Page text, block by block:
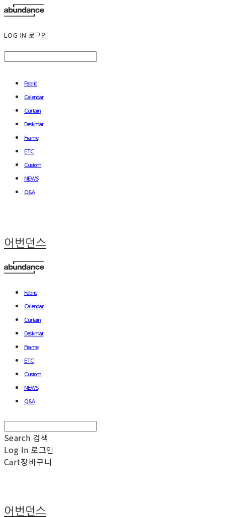
LOG IN 로그인
Fabric
Calendar
Curtain
Deskmat
Frame
ETC
Custom
NEWS
Q&A
어번던스
Fabric
Calendar
Curtain
Deskmat
Frame
ETC
Custom
NEWS
Q&A
Search 검색
Log In 로그인
Cart장바구니
어번던스